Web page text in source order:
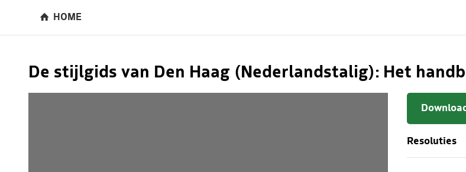
HOME
De stijlgids van Den Haag (Nederlandstalig): Het
Resoluties